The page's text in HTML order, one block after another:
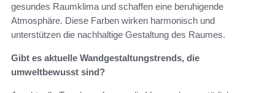
gesundes Raumklima und schaffen eine beruhigende
Atmosphäre. Diese Farben wirken harmonisch und
unterstützen die nachhaltige Gestaltung des Raumes.
Gibt es aktuelle Wandgestaltungstrends, die
umweltbewusst sind?